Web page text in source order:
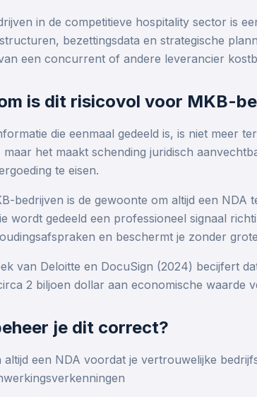
in de competitieve hospitality sector is
bezettingsdata en strategische
een concurrent of andere leverancier
is dit risicovol voor MKB-
die eenmaal gedeeld is, is niet meer
maar het maakt schending juridisch
te eisen.
bedrijven is de gewoonte om altijd een NDA
wordt gedeeld een professioneel signaal
en beschermt je zonder
van Deloitte en DocuSign (2024) becijfert
2 biljoen dollar aan economische waarde
je dit correct?
altijd een NDA voordat je vertrouwelijke